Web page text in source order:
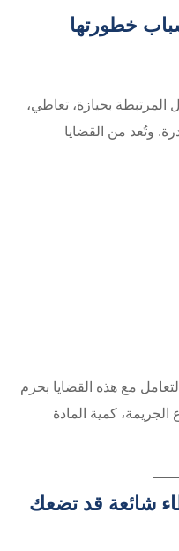
خطورتها
المرتبطة بحيازة، تعاطي،
وتُعد من القضايا
مع هذه القضايا بحزم
كمية المادة
شائعة قد تضعك